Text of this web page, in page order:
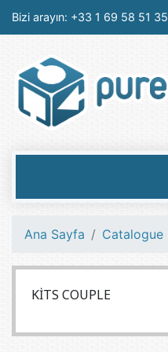
Bizi arayın: +33 1 69 58 51 35
Ana Sayfa Catalogue
KITS COUPLE